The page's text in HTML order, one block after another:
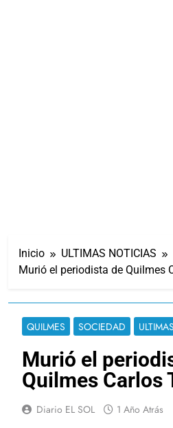
Inicio
ULTIMAS NOTICIAS
Murió el periodista de Quilmes
QUILMES SOCIEDAD
Murió el
Quilmes Carlos
Diario EL SOL 1 Año Atrás